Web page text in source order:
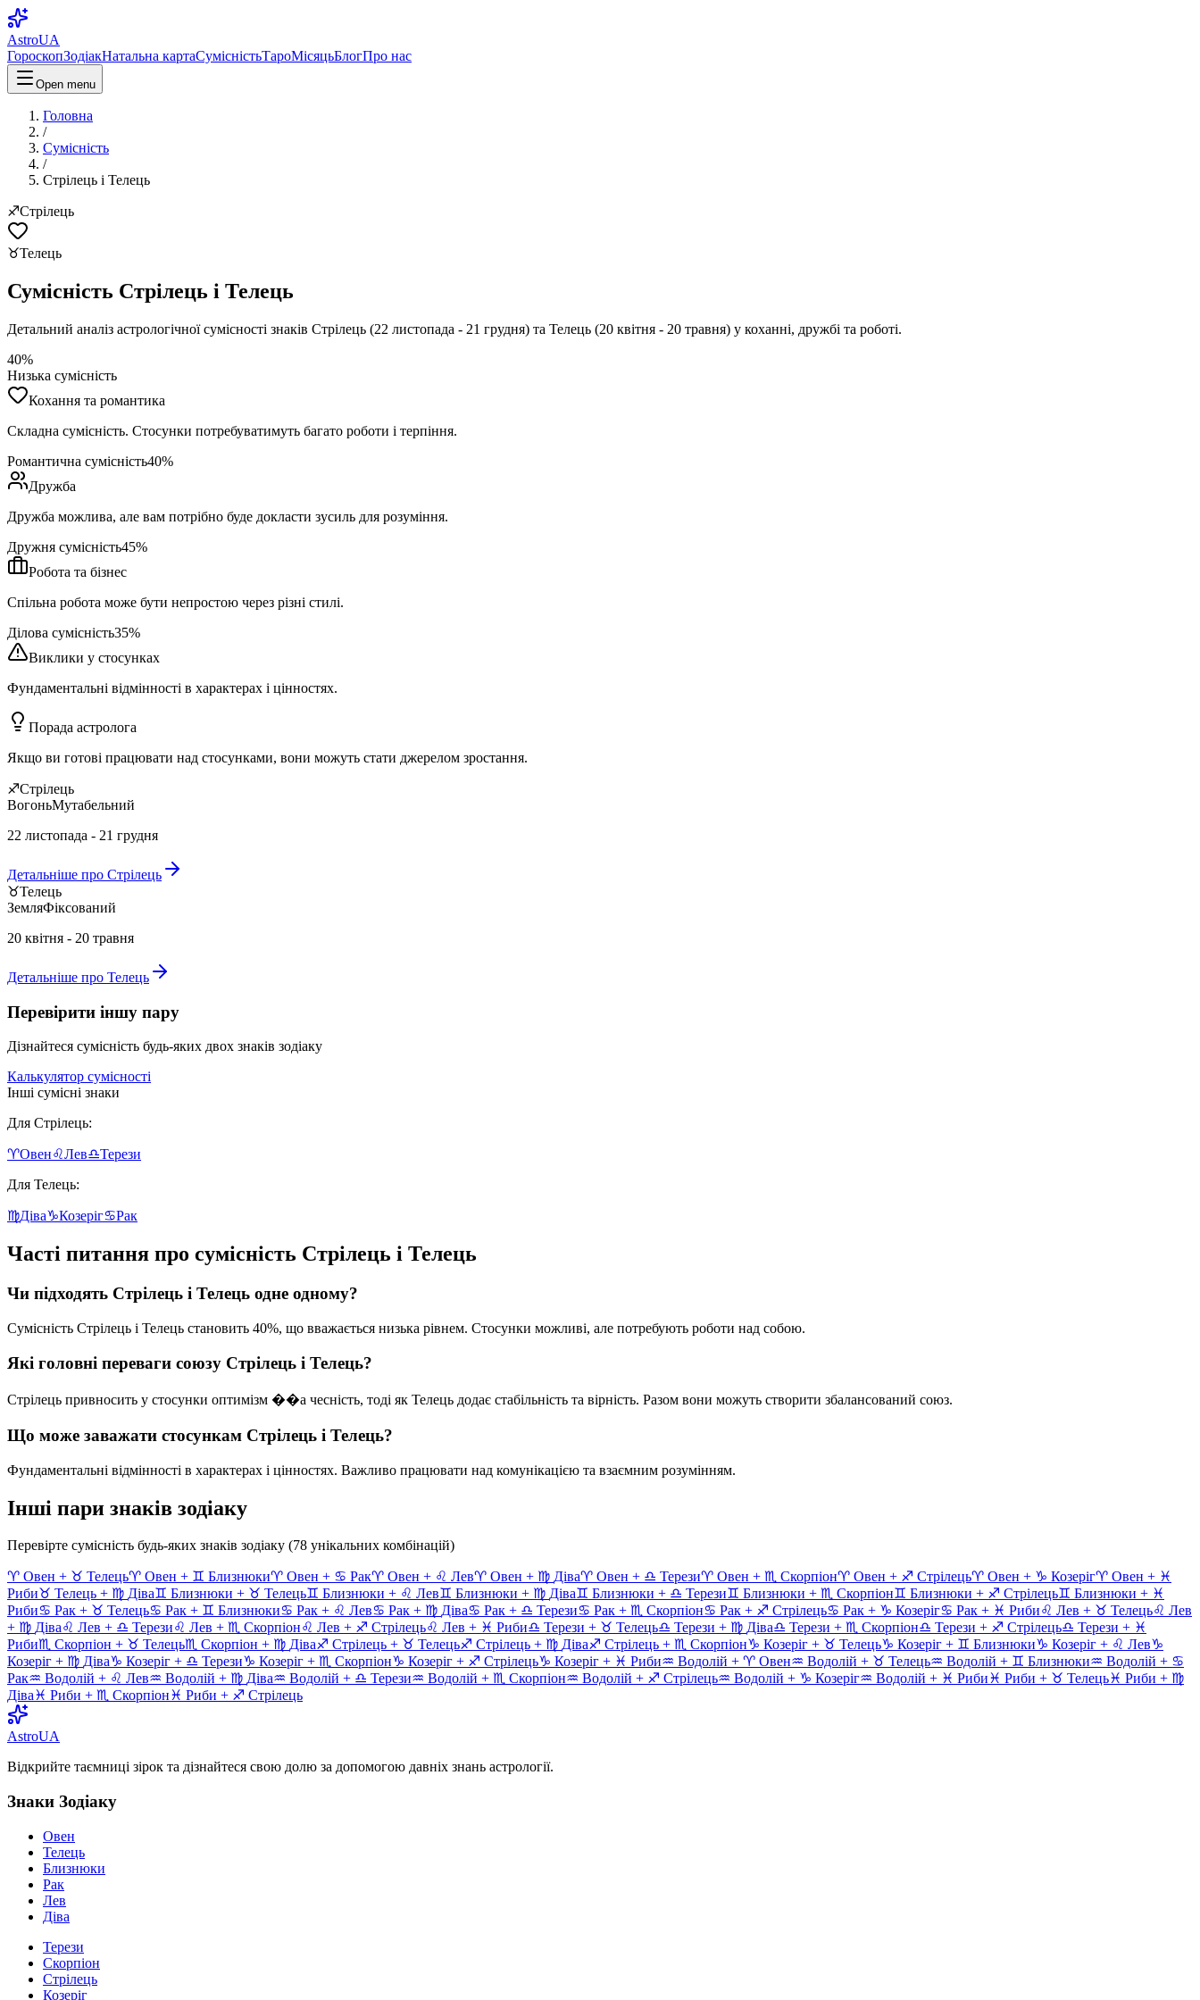
AstroUA
ГороскопЗодіакНатальна картаСумісністьТароМісяцьБлогПро нас
Open menu
Головна
/
Сумісність
/
Стрілець і Телець
♐Стрілець
♉Телець
Сумісність Стрілець і Телець
Детальний аналіз астрологічної сумісності знаків Стрілець (22 листопада - 21 грудня) та Телець (20 квітня - 20 травня) у коханні, дружбі та роботі.
40%
Низька сумісність
Кохання та романтика
Складна сумісність. Стосунки потребуватимуть багато роботи і терпіння.
Романтична сумісність40%
Дружба
Дружба можлива, але вам потрібно буде докласти зусиль для розуміння.
Дружня сумісність45%
Робота та бізнес
Спільна робота може бути непростою через різні стилі.
Ділова сумісність35%
Виклики у стосунках
Фундаментальні відмінності в характерах і цінностях.
Порада астролога
Якщо ви готові працювати над стосунками, вони можуть стати джерелом зростання.
♐Стрілець
ВогоньМутабельний
22 листопада - 21 грудня
Детальніше про Стрілець
♉Телець
ЗемляФіксований
20 квітня - 20 травня
Детальніше про Телець
Перевірити іншу пару
Дізнайтеся сумісність будь-яких двох знаків зодіаку
Калькулятор сумісності
Інші сумісні знаки
Для Стрілець:
♈Овен♌Лев♎Терези
Для Телець:
♍Діва♑Козеріг♋Рак
Часті питання про сумісність Стрілець і Телець
Чи підходять Стрілець і Телець одне одному?
Сумісність Стрілець і Телець становить 40%, що вважається низька рівнем. Стосунки можливі, але потребують роботи над собою.
Які головні переваги союзу Стрілець і Телець?
Стрілець привносить у стосунки оптимізм ��а чесність, тоді як Телець додає стабільність та вірність. Разом вони можуть створити збалансований союз.
Що може заважати стосункам Стрілець і Телець?
Фундаментальні відмінності в характерах і цінностях. Важливо працювати над комунікацією та взаємним розумінням.
Інші пари знаків зодіаку
Перевірте сумісність будь-яких знаків зодіаку (78 унікальних комбінацій)
♈ Овен + ♉ Телець♈ Овен + ♊ Близнюки♈ Овен + ♋ Рак♈ Овен + ♌ Лев♈ Овен + ♍ Діва♈ Овен + ♎ Терези♈ Овен + ♏ Скорпіон♈ Овен + ♐ Стрілець♈ Овен + ♑ Козеріг♈ Овен + ♓
Риби♉ Телець + ♍ Діва♊ Близнюки + ♉ Телець♊ Близнюки + ♌ Лев♊ Близнюки + ♍ Діва♊ Близнюки + ♎ Терези♊ Близнюки + ♏ Скорпіон♊ Близнюки + ♐ Стрілець♊ Близнюки + ♓
Риби♋ Рак + ♉ Телець♋ Рак + ♊ Близнюки♋ Рак + ♌ Лев♋ Рак + ♍ Діва♋ Рак + ♎ Терези♋ Рак + ♏ Скорпіон♋ Рак + ♐ Стрілець♋ Рак + ♑ Козеріг♋ Рак + ♓ Риби♌ Лев + ♉ Телець♌ Лев
+ ♍ Діва♌ Лев + ♎ Терези♌ Лев + ♏ Скорпіон♌ Лев + ♐ Стрілець♌ Лев + ♓ Риби♎ Терези + ♉ Телець♎ Терези + ♍ Діва♎ Терези + ♏ Скорпіон♎ Терези + ♐ Стрілець♎ Терези + ♓
Риби♏ Скорпіон + ♉ Телець♏ Скорпіон + ♍ Діва♐ Стрілець + ♉ Телець♐ Стрілець + ♍ Діва♐ Стрілець + ♏ Скорпіон♑ Козеріг + ♉ Телець♑ Козеріг + ♊ Близнюки♑ Козеріг + ♌ Лев♑
Козеріг + ♍ Діва♑ Козеріг + ♎ Терези♑ Козеріг + ♏ Скорпіон♑ Козеріг + ♐ Стрілець♑ Козеріг + ♓ Риби♒ Водолій + ♈ Овен♒ Водолій + ♉ Телець♒ Водолій + ♊ Близнюки♒ Водолій + ♋
Рак♒ Водолій + ♌ Лев♒ Водолій + ♍ Діва♒ Водолій + ♎ Терези♒ Водолій + ♏ Скорпіон♒ Водолій + ♐ Стрілець♒ Водолій + ♑ Козеріг♒ Водолій + ♓ Риби♓ Риби + ♉ Телець♓ Риби + ♍
Діва♓ Риби + ♏ Скорпіон♓ Риби + ♐ Стрілець
AstroUA
Відкрийте таємниці зірок та дізнайтеся свою долю за допомогою давніх знань астрології.
Знаки Зодіаку
Овен
Телець
Близнюки
Рак
Лев
Діва
Терези
Скорпіон
Стрілець
Козеріг